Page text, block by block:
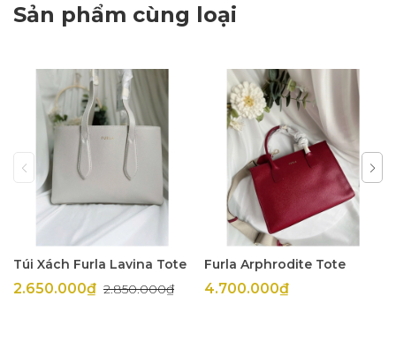
Sản phẩm cùng loại
Túi Xách Furla Lavina Tote
2.650.000₫ 2.850.000₫
Furla Arphrodite Tote
4.700.000₫